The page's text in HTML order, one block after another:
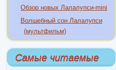
Обзор новых Лалалупси-mini
Волшебный сон Лалалупси
(мультфильм)
Самые читаемые